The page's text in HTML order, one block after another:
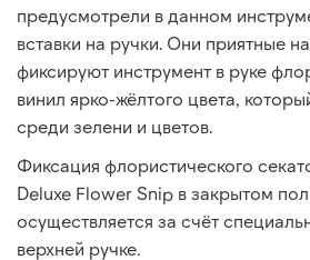
предусмотрели в данном
вставки на ручки. Они приятные
фиксируют инструмент в руке
винил ярко-жёлтого цвета,
среди зелени и цветов.
Фиксация флористического
Deluxe Flower Snip в закрытом
осуществляется за счёт
верхней ручке.